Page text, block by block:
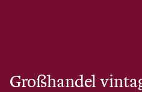
Großhandel